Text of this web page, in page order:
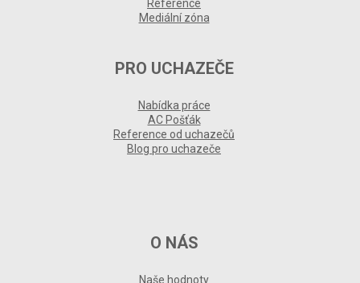
Reference
Mediální zóna
PRO UCHAZEČE
Nabídka práce
AC Pošťák
Reference od uchazečů
Blog pro uchazeče
O NÁS
Naše hodnoty